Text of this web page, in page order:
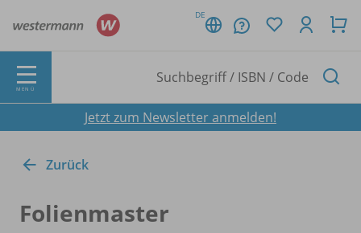
DE
MENÜ
Jetzt zum Newsletter anmelden!
Zurück
Folienmaster